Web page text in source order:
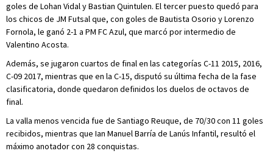
goles de Lohan Vidal y Bastian Quintulen. El tercer puesto quedó para
los chicos de JM Futsal que, con goles de Bautista Osorio y Lorenzo
Fornola, le ganó 2-1 a PM FC Azul, que marcó por intermedio de
Valentino Acosta.
Además, se jugaron cuartos de final en las categorías C-11 2015, 2016,
C-09 2017, mientras que en la C-15, disputó su última fecha de la fase
clasificatoria, donde quedaron definidos los duelos de octavos de
final.
La valla menos vencida fue de Santiago Reuque, de 70/30 con 11 goles
recibidos, mientras que Ian Manuel Barría de Lanús Infantil, resultó el
máximo anotador con 28 conquistas.